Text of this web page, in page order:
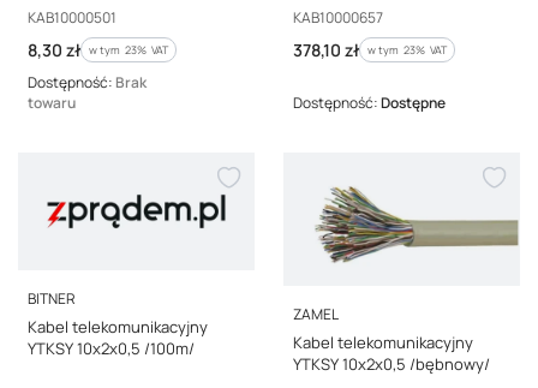
Kod producenta
KAB10000501
Cena brutto
8,30 zł w tym %s VAT
w tym 23% VAT
Dostępność: Brak
towaru
Kod producenta
KAB10000657
Cena brutto
378,10 zł w tym %s VAT
w tym 23% VAT
Dostępność:Dostępne
PRODUCENT
BITNER
Kabel telekomunikacyjny
YTKSY 10x2x0,5 /100m/
PRODUCENT
ZAMEL
Kabel telekomunikacyjny
YTKSY 10x2x0,5 /bębnowy/